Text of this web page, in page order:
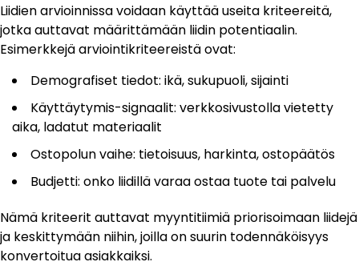
Liidien arvioinnissa voidaan käyttää useita kriteereitä,
jotka auttavat määrittämään liidin potentiaalin.
Esimerkkejä arviointikriteereistä ovat:
Demografiset tiedot: ikä, sukupuoli, sijainti
Käyttäytymis-signaalit: verkkosivustolla vietetty
aika, ladatut materiaalit
Ostopolun vaihe: tietoisuus, harkinta, ostopäätös
Budjetti: onko liidillä varaa ostaa tuote tai palvelu
Nämä kriteerit auttavat myyntitiimiä priorisoimaan liidejä
ja keskittymään niihin, joilla on suurin todennäköisyys
konvertoitua asiakkaiksi.